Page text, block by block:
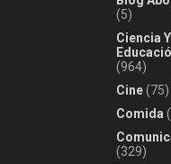
(5)
Ciencia Y
(964)
Cine(75)
Comida
(329)